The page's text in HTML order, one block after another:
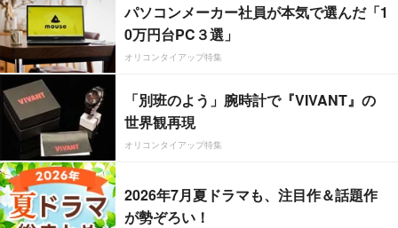
パソコンメーカー社員が本気で選んだ「1
0万円台PC３選」
オリコンタイアップ特集
「別班のよう」腕時計で『VIVANT』の
世界観再現
オリコンタイアップ特集
2026年7月夏ドラマも、注目作＆話題作
が勢ぞろい！